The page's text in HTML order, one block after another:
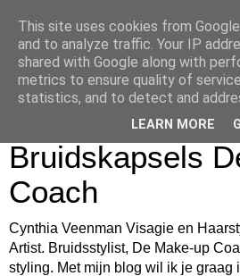
Cynthia
en Haarstyling
Bruidsmake-up
Bruidskapsels
Coach
Cynthia Veenman Visagie en
Artist. Bruidsstylist, De Make-up
styling. Met mijn blog wil ik je graag
This site uses cookies from
and to analyze traffic. Your IP
shared with Google along with
metrics to ensure quality of
statistics, and to detect and
LEARN MORE